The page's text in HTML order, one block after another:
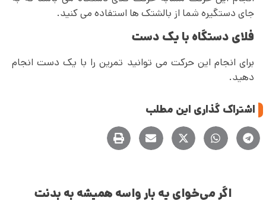
جای دستگیره شما از بالشتک ها استفاده می کنید.
فلای دستگاه با یک دست
برای انجام این حرکت می توانید تمرین را با یک دست انجام
دهید.
اشتراک گذاری این مطلب
اگر می‌خوای یه بار واسه همیشه به بدنت